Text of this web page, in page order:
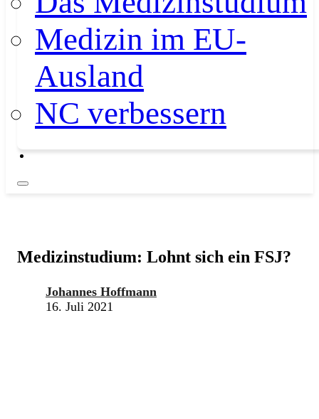
Medizin im EU-
Ausland
NC verbessern
Medizinstudium: Lohnt sich ein FSJ?
Johannes Hoffmann
16. Juli 2021